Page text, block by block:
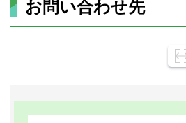
お問い合わせ先